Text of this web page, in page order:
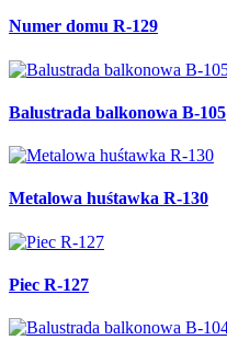
Numer domu R-129
Balustrada balkonowa B-105
Metalowa huśtawka R-130
Piec R-127